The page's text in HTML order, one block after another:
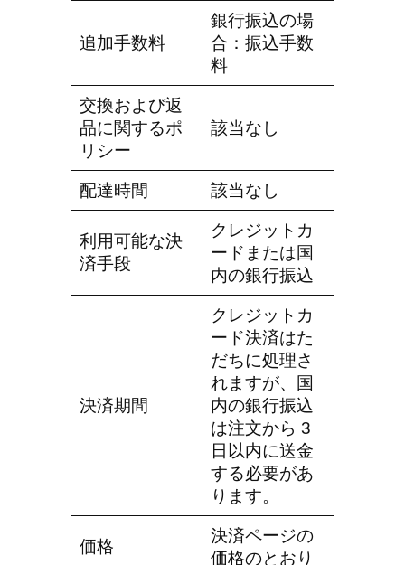
追加手数料
銀行振込の場
合：振込手数
料
交換および返
品に関するポ
リシー
該当なし
配達時間 該当なし
利用可能な決
済手段
クレジットカ
ードまたは国
内の銀行振込
決済期間
クレジットカ
ード決済はた
だちに処理さ
れますが、国
内の銀行振込
は注文から 3
日以内に送金
する必要があ
ります。
価格
決済ページの
価格のとおり